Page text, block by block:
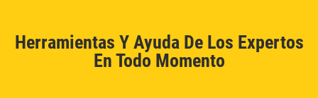
Herramientas Y Ayuda De Los Expertos
En Todo Momento